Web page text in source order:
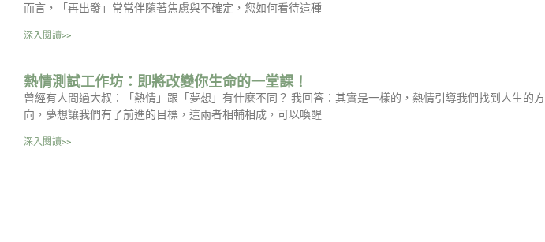
而言，「再出發」常常伴隨著焦慮與不確定，您如何看待這種
深入閱讀>>
熱情測試工作坊：即將改變你生命的一堂課！
曾經有人問過大叔：「熱情」跟「夢想」有什麼不同？ 我回答：其實是一樣的，熱情引導我們找到人生的方
向，夢想讓我們有了前進的目標，這兩者相輔相成，可以喚醒
深入閱讀>>